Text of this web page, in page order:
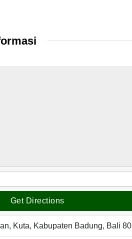
Get Directions
Kuta, Kabupaten Badung, Bali